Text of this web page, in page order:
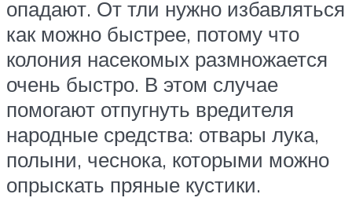
опадают. От тли нужно избавляться
как можно быстрее, потому что
колония насекомых размножается
очень быстро. В этом случае
помогают отпугнуть вредителя
народные средства: отвары лука,
полыни, чеснока, которыми можно
опрыскать пряные кустики.